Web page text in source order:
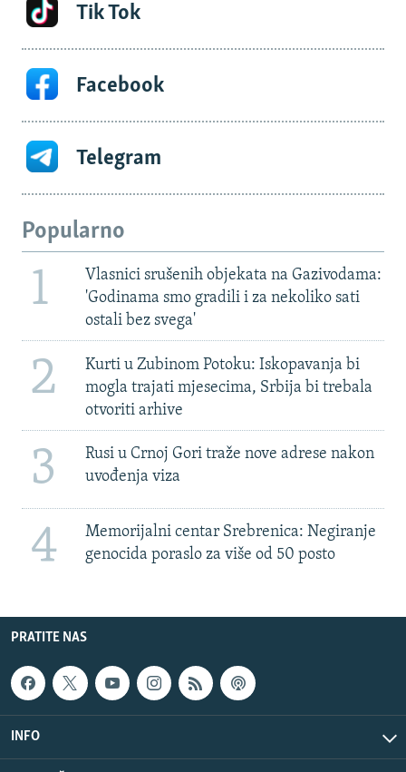
Tik Tok
Facebook
Telegram
Popularno
1
Vlasnici srušenih objekata na Gazivodama:
'Godinama smo gradili i za nekoliko sati
ostali bez svega'
2
Kurti u Zubinom Potoku: Iskopavanja bi
mogla trajati mjesecima, Srbija bi trebala
otvoriti arhive
3
Rusi u Crnoj Gori traže nove adrese nakon
uvođenja viza
4
Memorijalni centar Srebrenica: Negiranje
genocida poraslo za više od 50 posto
PRATITE NAS
INFO